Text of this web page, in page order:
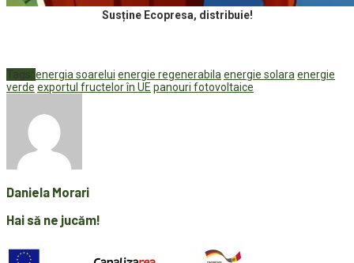
Susține Ecopresa, distribuie!
Tags: energia soarelui energie regenerabila energie solara energie
verde exportul fructelor în UE panouri fotovoltaice
Daniela Morari
Hai să ne jucăm!